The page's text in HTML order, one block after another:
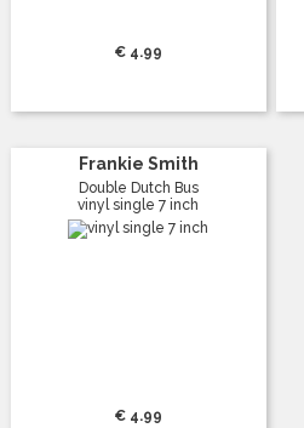
€ 4.99
Frankie Smith
Double Dutch Bus
vinyl single 7 inch
€ 4.99